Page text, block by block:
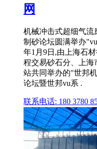
网
机械冲击式超细气流
制砂论坛圆满举办
年1月9日,由上海石
程交易砂石分、上海
站共同举办的"世邦
论坛暨世邦vu系 .
联系电话: 180 3780